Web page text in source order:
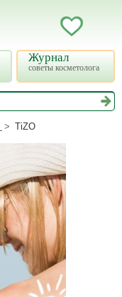
Журнал
советы косметолога
TiZO